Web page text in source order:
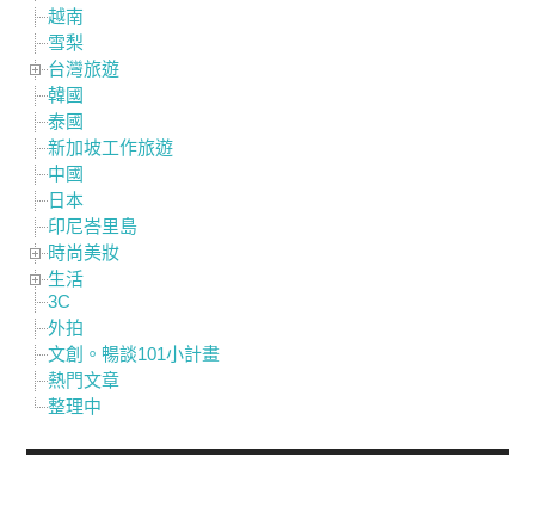
越南
雪梨
台灣旅遊
韓國
泰國
新加坡工作旅遊
中國
日本
印尼峇里島
時尚美妝
生活
3C
外拍
文創。暢談101小計畫
熱門文章
整理中